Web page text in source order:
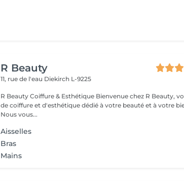
R Beauty
11, rue de l'eau Diekirch L-9225
R Beauty Coiffure & Esthétique Bienvenue chez R Beauty, votre salon
de coiffure et d'esthétique dédié à votre beauté et à votre
Nous vous...
Aisselles
Bras
Mains